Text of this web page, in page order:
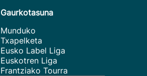
Gaurkotasuna
Munduko
Txapelketa
Eusko Label Liga
Euskotren Liga
Frantziako Tourra